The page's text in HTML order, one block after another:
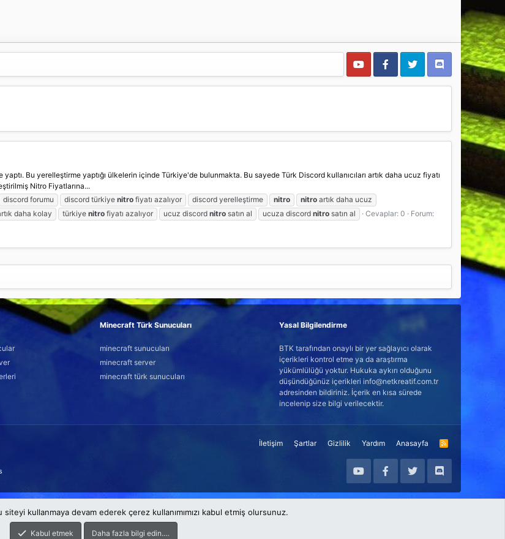
Bu yerelleştirme yaptığı ülkelerin içinde Türkiye'de bulunmakta. Bu sayede Türk Discord kullanıcıları artık daha ucuz fiyatı
Nitro Fiyatlarına...
discord forumu discord türkiye nitro fiyatı azalıyor discord yerelleştirme nitro nitro artık daha ucuz
daha kolay türkiye nitro fiyatı azalıyor ucuz discord nitro satın al ucuza discord nitro satın al Cevaplar: 0
Forum:
Minecraft Türk Sunucuları
minecraft sunucuları
minecraft server
minecraft türk sunucuları
Yasal Bilgilendirme
BTK tarafından onaylı bir yer sağlayıcı olarak
içerikleri kontrol etme ya da araştırma
yükümlülüğü yoktur. Hukuka aykırı olduğunu
düşündüğünüz içerikleri info@netkreatif.com.tr
adresinden bildiriniz. İçerik en kısa sürede
incelenip size bilgi verilecektir.
İletişim Şartlar Gizlilik Yardım Anasayfa
R
S
siteyi kullanmaya devam ederek çerez kullanımımızı kabul etmiş olursunuz.
Kabul etmek Daha fazla bilgi edin.…